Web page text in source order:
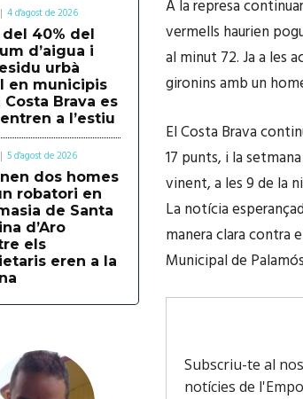
4 d'agost de 2026
del 40% del
d’aigua i
urbà
en municipis
Costa Brava es
a l’estiu
5 d'agost de 2026
dos homes
robatori en
de Santa
d’Aro
els
eren a la
A la represa
vermells haurien
al minut 72. Ja a les
gironins amb un
El Costa Brava
17 punts, i la
vinent, a les 9 de la
La notícia
manera clara contra
Municipal de